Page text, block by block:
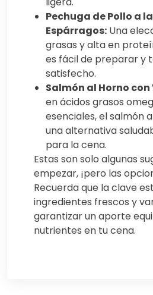
Pechuga de Pollo a
Espárragos: Una
grasas y alta en
es fácil de preparar y
satisfecho.
Salmón al Horno
en ácidos grasos
esenciales, el salmón
una alternativa
para la cena.
Estas son solo algunas
empezar, ¡pero las
Recuerda que la clave
ingredientes frescos y
garantizar un aporte
nutrientes en tu cena.